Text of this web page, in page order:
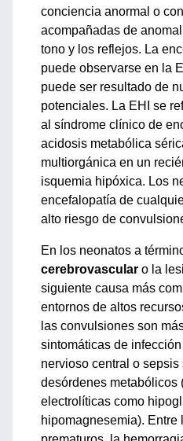
conciencia anormal o
acompañadas de
tono y los reflejos. La
puede observarse en la
puede ser resultado de
potenciales. La EHI se
al síndrome clínico de
acidosis metabólica
multiorgánica en un
isquemia hipóxica. Los
encefalopatía de
alto riesgo de
En los neonatos a
cerebrovascular o la
siguiente causa más
entornos de altos
las convulsiones son
sintomáticas de
nervioso central o sepsis
desórdenes metabólicos
electrolíticas como
hipomagnesemia). Entre